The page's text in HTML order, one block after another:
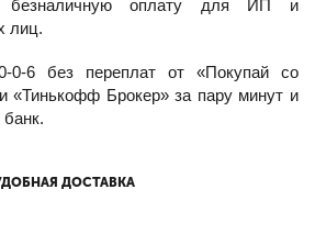
безналичную оплату для ИП и
лиц.
0-6 без переплат от «Покупай со
«Тинькофф Брокер» за пару минут и
банк.
ДОСТАВКА